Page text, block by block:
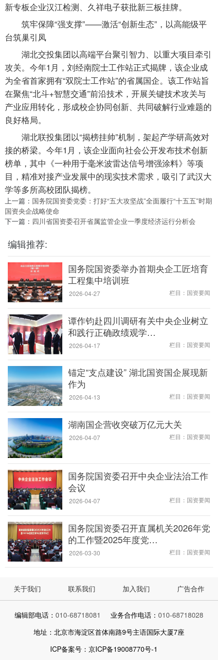
新专板企业汉江检测、久祥电子获批新三板挂牌。
筑牢保障“强支撑”——激活“创新生态”，以高能级平
台筑巢引凤
湖北交投集团以高端平台聚引智力、以重大项目牵引
攻关。今年1月，刘经南院士工作站正式揭牌，该企业成
为全省首家拥有“双院士工作站”的省属国企。该工作站旨
在聚焦“北斗+智慧交通”前沿技术，开展关键技术攻关与
产业应用转化，形成校企协同创新、共同破解行业难题的
良好格局。
湖北联投集团以“揭榜挂帅”机制，架起产学研高效对
接的桥梁。今年1月，该企业面向社会公开发布技术创新
榜单，其中《一种用于毫米波雷达信号增强涂料》等项
目，精准对接产业发展中的现实技术需求，吸引了武汉大
学等多所高校团队揭榜。
上一篇： 国务院国资委党委：打好“五大攻坚战”全面履行“十五五”时期
国资央企战略使命
下一篇： 四川省国资委召开省属监管企业一季度经济运行分析会
编辑推荐:
国务院国资委举办首期央企工匠培育
工程集中培训班
2026-04-27 栏目：国资要闻
谭作钧赴四川调研有关中央企业树立
和践行正确政绩观学…
2026-04-17 栏目：国资要闻
锚定“支点建设” 湖北国资国企展现新
作为
2026-04-13 栏目：国资要闻
湖南国企营收突破万亿元大关
2026-04-07 栏目：国资要闻
国务院国资委召开中央企业法治工作
会议
2026-04-07 栏目：国资要闻
国务院国资委召开直属机关2026年党
的工作暨2025年度党…
2026-03-30 栏目：国资要闻
关于我们 联系我们 加入我们 广告合作
编辑部电话： 010-68718081 业务合作电话： 010-68718028
地址：北京市海淀区首体南路9号主语国际大厦7座
ICP备案号：京ICP备19008770号-1